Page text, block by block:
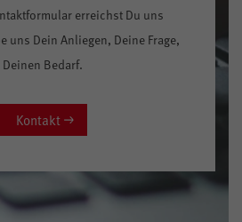
erreichst Du uns
uns Dein Anliegen, Deine Frage,
Deinen Bedarf.
Kontakt